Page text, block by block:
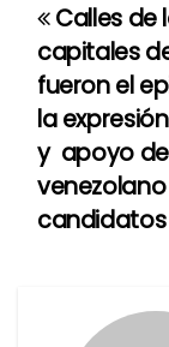
N
a
v
e
g
Calles de
capitales
fueron el
la
y apoyo
candidatos